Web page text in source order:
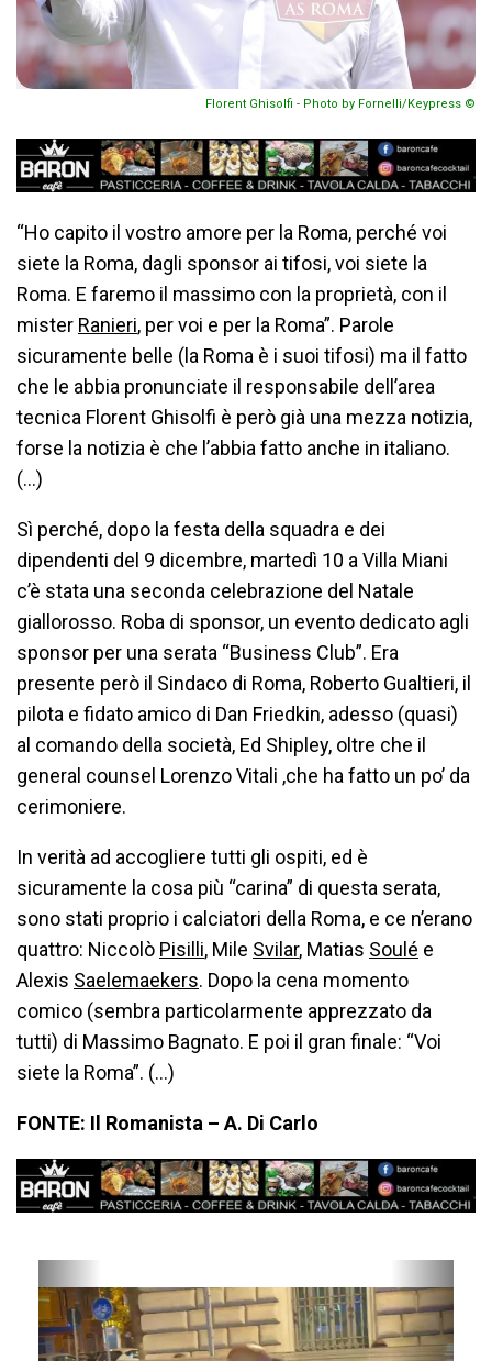
Florent Ghisolfi - Photo by Fornelli/Keypress ©
“Ho capito il vostro amore per la Roma, perché voi
siete la Roma, dagli sponsor ai tifosi, voi siete la
Roma. E faremo il massimo con la proprietà, con il
mister Ranieri, per voi e per la Roma”. Parole
sicuramente belle (la Roma è i suoi tifosi) ma il fatto
che le abbia pronunciate il responsabile dell’area
tecnica Florent Ghisolfi è però già una mezza notizia,
forse la notizia è che l’abbia fatto anche in italiano.
(…)
Sì perché, dopo la festa della squadra e dei
dipendenti del 9 dicembre, martedì 10 a Villa Miani
c’è stata una seconda celebrazione del Natale
giallorosso. Roba di sponsor, un evento dedicato agli
sponsor per una serata “Business Club”. Era
presente però il Sindaco di Roma, Roberto Gualtieri, il
pilota e fidato amico di Dan Friedkin, adesso (quasi)
al comando della società, Ed Shipley, oltre che il
general counsel Lorenzo Vitali ,che ha fatto un po’ da
cerimoniere.
In verità ad accogliere tutti gli ospiti, ed è
sicuramente la cosa più “carina” di questa serata,
sono stati proprio i calciatori della Roma, e ce n’erano
quattro: Niccolò Pisilli, Mile Svilar, Matias Soulé e
Alexis Saelemaekers. Dopo la cena momento
comico (sembra particolarmente apprezzato da
tutti) di Massimo Bagnato. E poi il gran finale: “Voi
siete la Roma”. (…)
FONTE: Il Romanista – A. Di Carlo
r
e
e
x